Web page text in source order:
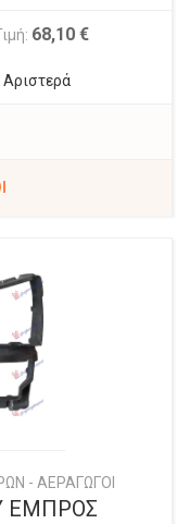
68,10 €
Αριστερά
- ΑΕΡΑΓΩΓΟΙ
ΕΜΠΡΟΣ